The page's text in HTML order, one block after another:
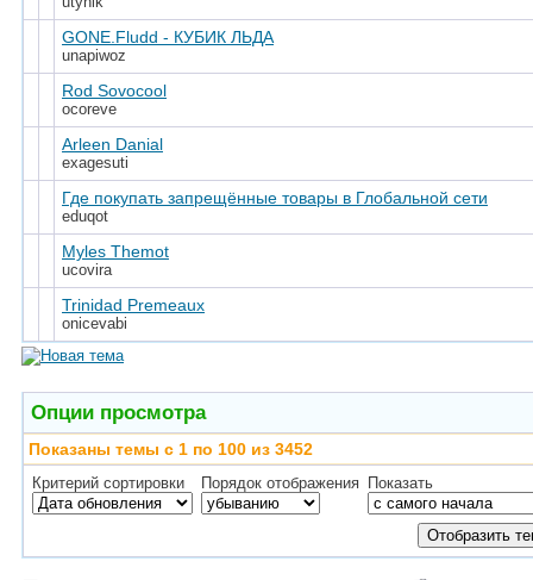
GONE.Fludd - КУБИК ЛЬДА
unapiwoz
Rod Sovocool
ocoreve
Arleen Danial
exagesuti
Где покупать запрещённые товары в Глобальной сети
eduqot
Myles Themot
ucovira
Trinidad Premeaux
onicevabi
Опции просмотра
Показаны темы с 1 по 100 из 3452
Критерий сортировки Порядок отображения Показать